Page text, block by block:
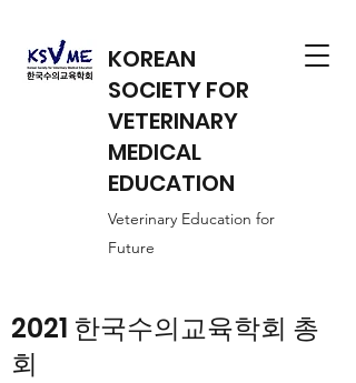
KOREAN
SOCIETY FOR
VETERINARY
MEDICAL
EDUCATION
Veterinary Education for
Future
2021 한국수의교육학회 총
회